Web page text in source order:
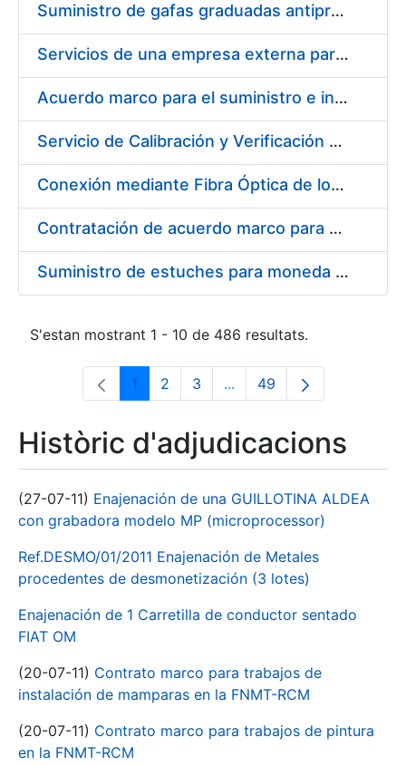
Suministro de gafas graduadas antiproyecciones para los trabajadores de la FNMT-RCM en los centros de trabajo de Madrid y Burgos
Servicios de una empresa externa para el asesoramiento y resolución de los recursos de alzada que se presentan relacionados con procesos de selección para la FNMT-RCM
Acuerdo marco para el suministro e instalación de persianas, estores y otros complementos
Servicio de Calibración y Verificación Externa de los Equipos de Medición del Servicio de Prevención de la FNMT-RCM
Conexión mediante Fibra Óptica de los Centros de Proceso de Datos (CPDs) de las sedes de la FNMT-RCM de Burgos y Madrid
Contratación de acuerdo marco para el Suministro de Material de Electricidad para la Fábrica Nacional de Moneda y Timbre-Real Casa de la Moneda en su centro de trabajo de Burgos
Suministro de estuches para moneda de 30 €
S'estan mostrant 1 - 10 de 486 resultats.
Pàgina
1 Pàgina
2 Pàgina
3 ...Pàgines intermèdies
Pàgina
49
Històric d'adjudicacions
(27-07-11) Enajenación de una GUILLOTINA ALDEA
con grabadora modelo MP (microprocessor)
Ref.DESMO/01/2011 Enajenación de Metales
procedentes de desmonetización (3 lotes)
Enajenación de 1 Carretilla de conductor sentado
FIAT OM
(20-07-11) Contrato marco para trabajos de
instalación de mamparas en la FNMT-RCM
(20-07-11) Contrato marco para trabajos de pintura
en la FNMT-RCM